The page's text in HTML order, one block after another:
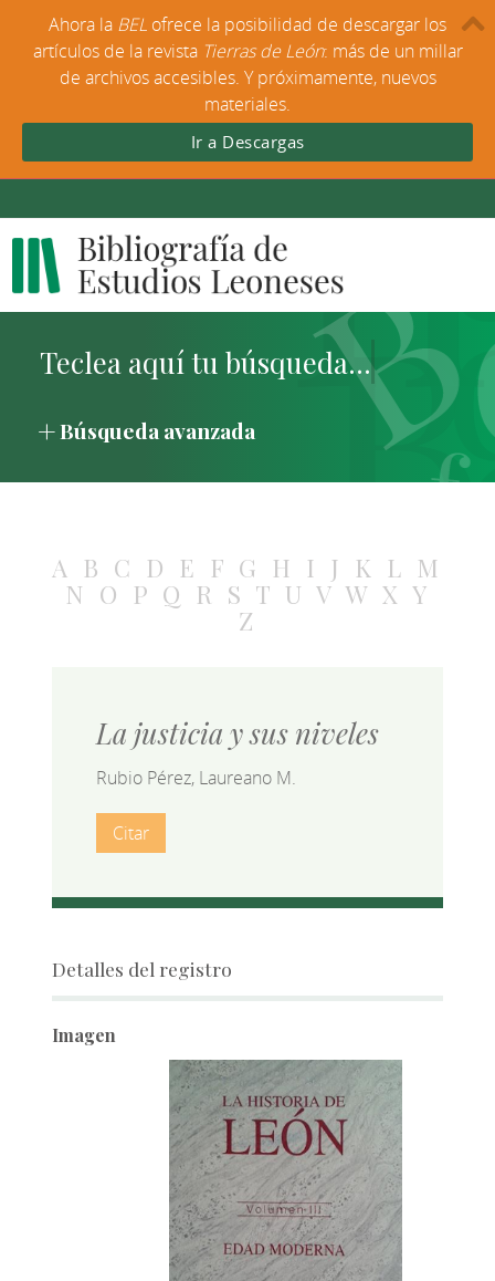
Búsqueda avanzada
A B C D E F G H I J K L M
N O P Q R S T U V W X Y
Z
La justicia y sus niveles
Rubio Pérez, Laureano M.
Citar
Detalles del registro
Imagen
Ahora la BEL ofrece la posibilidad de descargar los
artículos de la revista Tierras de León: más de un millar
de archivos accesibles. Y próximamente, nuevos
materiales.
Ir a Descargas